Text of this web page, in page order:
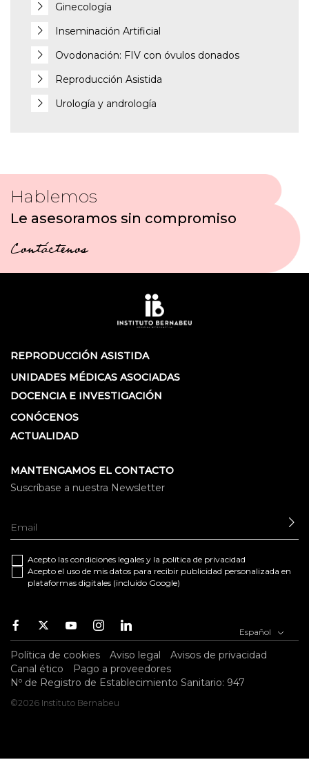
Ginecología
Inseminación Artificial
Ovodonación: FIV con óvulos donados
Reproducción Asistida
Urología y andrología
Hablemos
Le asesoramos sin compromiso
Contáctenos
REPRODUCCIÓN ASISTIDA
UNIDADES MÉDICAS ASOCIADAS
DOCENCIA E INVESTIGACIÓN
CONÓCENOS
ACTUALIDAD
MANTENGAMOS EL CONTACTO
Suscríbase a nuestra Newsletter
Acepto las condiciones legales y la política de privacidad
Acepto el uso de mis datos para recibir publicidad personalizada en
plataformas digitales (incluido Google)
Facebook
TwitterYoutubeInstagramYoutube Español
Política de cookies Aviso legal
Avisos de privacidad
Canal ético
Pago a proveedores
Nº de Registro de Establecimiento Sanitario: 947
©2026 Instituto Bernabeu